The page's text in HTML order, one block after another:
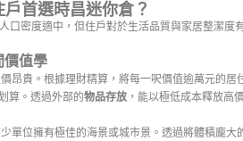
首選時昌迷你倉？
口密度適中，但住戶對於生活品質與家居整潔度
價值學
昂貴。根據理財精算，將每一呎價值逾萬元的居
算。透過外部的物品存放 ，能以極低成本釋放高
單位擁有極佳的海景或城市景。透過將體積龐大